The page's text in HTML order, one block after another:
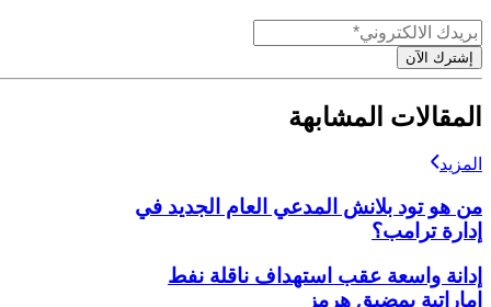
إشترك الآن
المقالات المشابهة
المزيد
من هو تود بلانش المدعي العام الجديد في
إدارة ترامب؟
إدانة واسعة عقب استهداف ناقلة نفط
إماراتية بمضيق هرمز